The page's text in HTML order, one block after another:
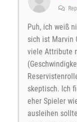
Puh, ich weiß
sich ist Marvin
viele Attribute
skeptisch. Ich
eher Spieler
ausleihen